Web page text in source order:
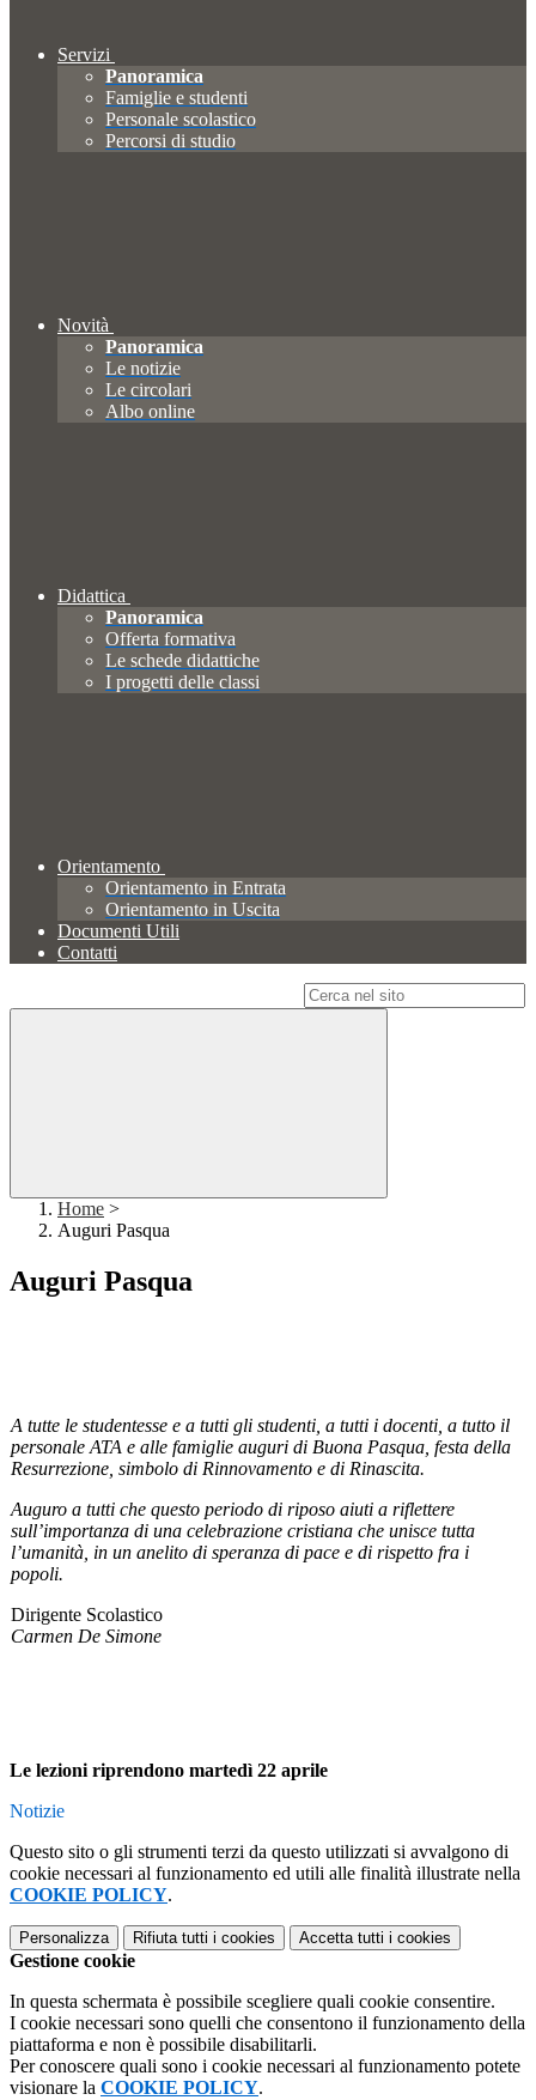
Servizi
Panoramica
Famiglie e studenti
Personale scolastico
Percorsi di studio
Novità
Panoramica
Le notizie
Le circolari
Albo online
Didattica
Panoramica
Offerta formativa
Le schede didattiche
I progetti delle classi
Orientamento
Orientamento in Entrata
Orientamento in Uscita
Documenti Utili
Contatti
Home >
Auguri Pasqua
Auguri Pasqua
A tutte le studentesse e a tutti gli studenti, a tutti i docenti, a tutto il
personale ATA e alle famiglie auguri di Buona Pasqua, festa della
Resurrezione, simbolo di Rinnovamento e di Rinascita.
Auguro a tutti che questo periodo di riposo aiuti a riflettere
sull’importanza di una celebrazione cristiana che unisce tutta
l’umanità, in un anelito di speranza di pace e di rispetto fra i
popoli.
Dirigente Scolastico
Carmen De Simone
Le lezioni riprendono martedì 22 aprile
Notizie
Questo sito o gli strumenti terzi da questo utilizzati si avvalgono di
cookie necessari al funzionamento ed utili alle finalità illustrate nella
COOKIE POLICY.
Personalizza Rifiuta tutti i cookies Accetta tutti i cookies
Gestione cookie
In questa schermata è possibile scegliere quali cookie consentire.
I cookie necessari sono quelli che consentono il funzionamento della
piattaforma e non è possibile disabilitarli.
Per conoscere quali sono i cookie necessari al funzionamento potete
visionare la COOKIE POLICY.